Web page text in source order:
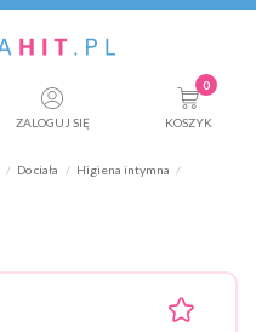
ZALOGUJ SIĘ
0
KOSZYK
Do ciała
Higiena intymna